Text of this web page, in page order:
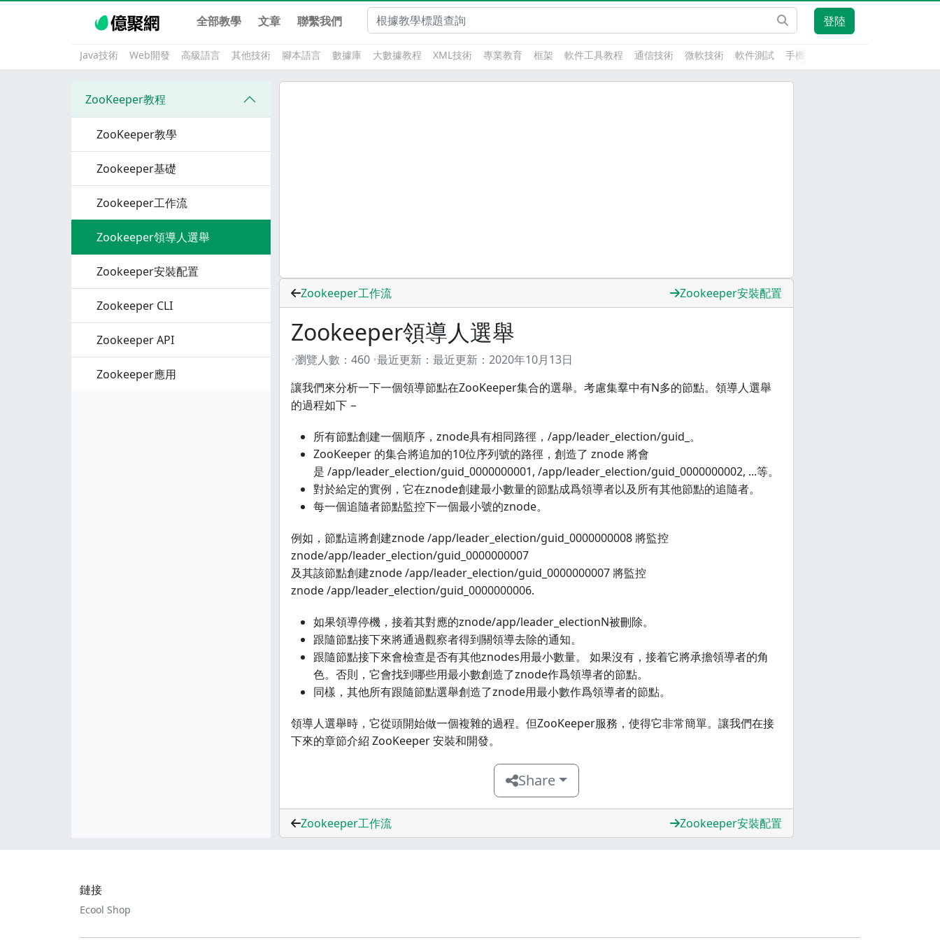
全部教學 文章 聯繫我們 登陸
Java技術 Web開發 高級語言 其他技術 腳本語言 數據庫 大數據教程 XML技術 專業教育 框架 軟件工具教程 通信技術 微軟技術 軟件測試 手機開發
ZooKeeper教程
ZooKeeper教學
Zookeeper基礎
Zookeeper工作流
Zookeeper領導人選舉
Zookeeper安裝配置
Zookeeper CLI
Zookeeper API
Zookeeper應用
Zookeeper工作流 Zookeeper安裝配置
Zookeeper領導人選舉
瀏覽人數： 460 最近更新： 最近更新： 2020年10月13日
讓我們來分析一下一個領導節點在ZooKeeper集合的選舉。考慮集羣中有N多的節點。領導人選舉
的過程如下 −
所有節點創建一個順序，znode具有相同路徑，/app/leader_election/guid_。
ZooKeeper 的集合將追加的10位序列號的路徑，創造了 znode 將會
是 /app/leader_election/guid_0000000001, /app/leader_election/guid_0000000002, ...等。
對於給定的實例，它在znode創建最小數量的節點成爲領導者以及所有其他節點的追隨者。
每一個追隨者節點監控下一個最小號的znode。
例如，節點這將創建znode /app/leader_election/guid_0000000008 將監控
znode/app/leader_election/guid_0000000007
及其該節點創建znode /app/leader_election/guid_0000000007 將監控
znode /app/leader_election/guid_0000000006.
如果領導停機，接着其對應的znode/app/leader_electionN被刪除。
跟隨節點接下來將通過觀察者得到關領導去除的通知。
跟隨節點接下來會檢查是否有其他znodes用最小數量。 如果沒有，接着它將承擔領導者的角
色。否則，它會找到哪些用最小數創造了znode作爲領導者的節點。
同樣，其他所有跟隨節點選舉創造了znode用最小數作爲領導者的節點。
領導人選舉時，它從頭開始做一個複雜的過程。但ZooKeeper服務，使得它非常簡單。讓我們在接
下來的章節介紹 ZooKeeper 安裝和開發。
Share
Zookeeper工作流 Zookeeper安裝配置
鏈接
Ecool Shop